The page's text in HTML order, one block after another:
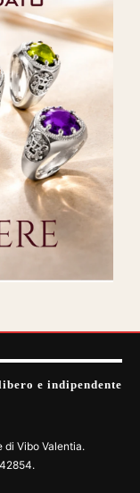
e indipendente
di Vibo Valentia.